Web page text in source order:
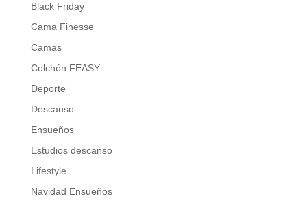
Black Friday
Cama Finesse
Camas
Colchón FEASY
Deporte
Descanso
Ensueños
Estudios descanso
Lifestyle
Navidad Ensueños